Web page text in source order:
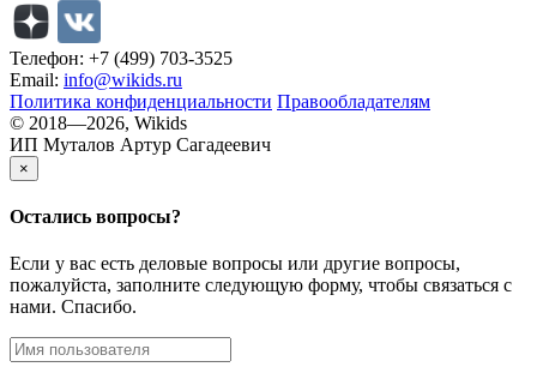
Телефон: +7 (499) 703-3525
Email: info@wikids.ru
Политика конфиденциальности Правообладателям
© 2018—2026, Wikids
ИП Муталов Артур Сагадеевич
×
Остались вопросы?
Если у вас есть деловые вопросы или другие вопросы,
пожалуйста, заполните следующую форму, чтобы связаться с
нами. Спасибо.